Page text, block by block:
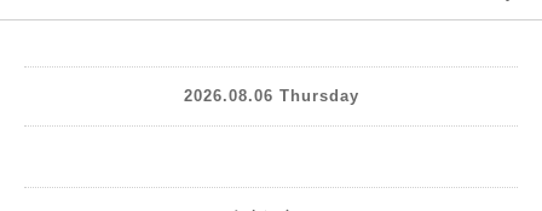
2026.08.06 Thursday